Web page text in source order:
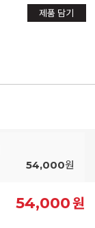
제품 담기
54,000원
54,000원